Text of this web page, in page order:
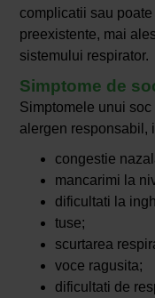
complicatii sau
preexistente, mai
sistemului respirator.
Simptome de
Simptomele unui
alergen responsabil,
congestie
mancarimi la
dificultati la
tuse;
scurtarea
voce ragusita;
dificultati de